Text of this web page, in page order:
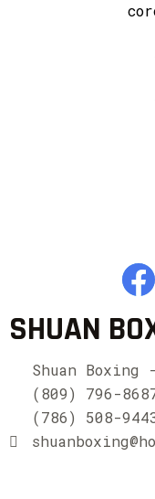
SHUAN
Shuan Boxing
(809) 796-
(786) 508-